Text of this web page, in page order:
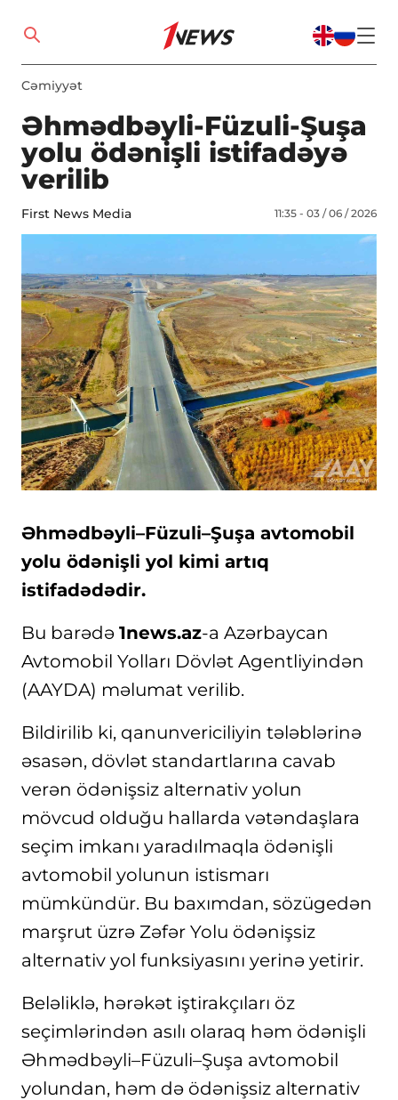
Cəmiyyət
Əhmədbəyli-Füzuli-Şuşa
yolu ödənişli istifadəyə
verilib
First News Media 11:35 - 03 / 06 / 2026
Əhmədbəyli–Füzuli–Şuşa avtomobil
yolu ödənişli yol kimi artıq
istifadədədir.
Bu barədə 1news.az-a Azərbaycan
Avtomobil Yolları Dövlət Agentliyindən
(AAYDA) məlumat verilib.
Bildirilib ki, qanunvericiliyin tələblərinə
əsasən, dövlət standartlarına cavab
verən ödənişsiz alternativ yolun
mövcud olduğu hallarda vətəndaşlara
seçim imkanı yaradılmaqla ödənişli
avtomobil yolunun istismarı
mümkündür. Bu baxımdan, sözügedən
marşrut üzrə Zəfər Yolu ödənişsiz
alternativ yol funksiyasını yerinə yetirir.
Beləliklə, hərəkət iştirakçıları öz
seçimlərindən asılı olaraq həm ödənişli
Əhmədbəyli–Füzuli–Şuşa avtomobil
yolundan, həm də ödənişsiz alternativ